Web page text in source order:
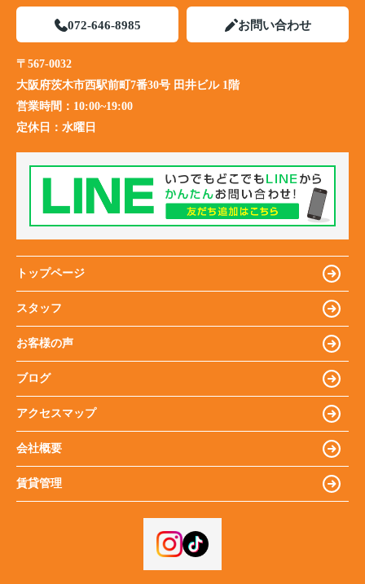
072-646-8985 お問い合わせ
〒567-0032
大阪府茨木市西駅前町7番30号 田井ビル 1階
営業時間： 10:00~19:00
定休日： 水曜日
トップページ
スタッフ
お客様の声
ブログ
アクセスマップ
会社概要
賃貸管理